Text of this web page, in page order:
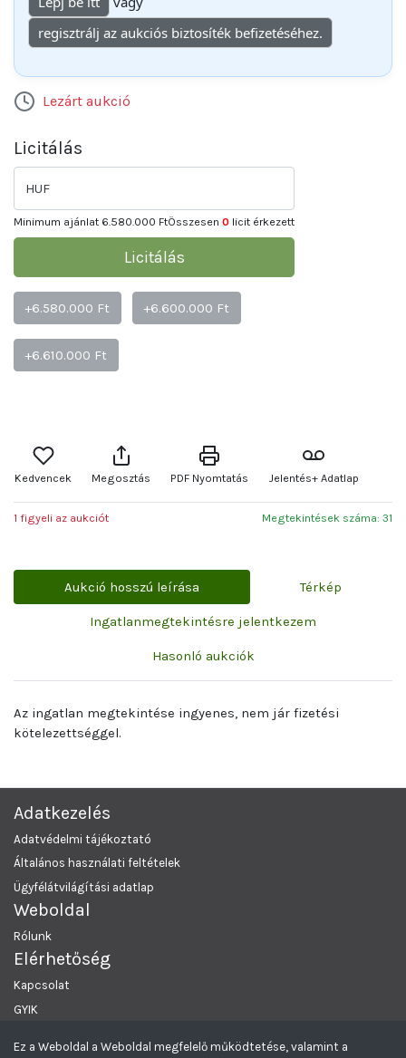
regisztrálj az aukciós biztosíték befizetéséhez.
Lezárt aukció
Licitálás
HUF
Minimum ajánlat 6.580.000 FtÖsszesen 0 licit érkezett
Licitálás
+6.580.000 Ft +6.600.000 Ft
+6.610.000 Ft
Kedvencek Megosztás PDF Nyomtatás Jelentés+ Adatlap
1 figyeli az aukciót Megtekintések száma: 31
Aukció hosszú leírása Térkép
Ingatlanmegtekintésre jelentkezem
Hasonló aukciók
Az ingatlan megtekintése ingyenes, nem jár fizetési
kötelezettséggel.
Adatkezelés
Adatvédelmi tájékoztató
Általános használati feltételek
Ügyfélátvilágítási adatlap
Weboldal
Rólunk
Elérhetőség
Kapcsolat
GYIK
Ez a Weboldal a Weboldal megfelelő működtetése, valamint a